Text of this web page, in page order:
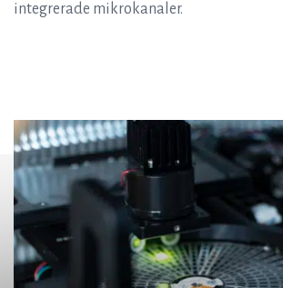
integrerade mikrokanaler.